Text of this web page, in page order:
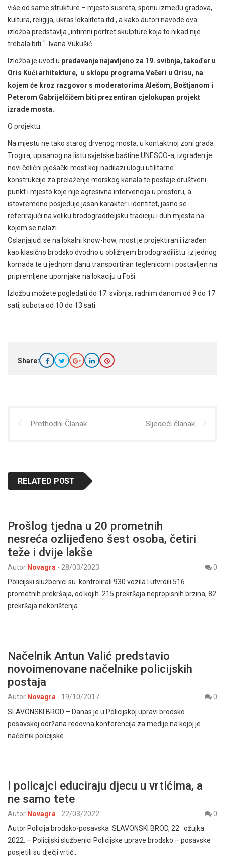
više od same strukture – mjesto susreta, sponu između gradova,
kultura, religija, ukras lokaliteta itd., a kako autori navode ova
izložba predstavlja „intimni portret skulpture koja to nikad nije
trebala biti.“ -Ivana Vukušić
Izložba je uvod u predavanje najavljeno za 19. svibnja, također u
Oris Kući arhitekture, u sklopu programa Večeri u Orisu, na
kojem će kroz razgovor s moderatorima Alešom, Boštjanom i
Peterom Gabrijelčičem biti prezentiran cjelokupan projekt
izrade mosta.
O projektu:
Na mjestu ne tako starog drvenog mosta, u kontaktnoj zoni grada
Trogira, upisanog na listu svjetske baštine UNESCO-a, izgrađen je
novi čelični pješački most koji nadilazi ulogu utilitarne
konstrukcije za prelaženje morskog kanala te postaje društveni
punkt i mjesto koje nije agresivna intervencija u prostoru, a
istovremeno posjeduje jasan karakter i identitet, jasno se
referirajući na veliku brodograditeljsku tradiciju i duh mjesta na
kojem se nalazi.
Oslanjajući se na lokalni know-how, most je projektiran i izrađen
kao klasično brodsko dvodno u obližnjem brodogradilištu iz jednog
komada te u jednom danu transportiran teglenicom i postavljen na
pripremljene upornjake na lokaciju u Foši.
Izložbu možete pogledati do 17. svibnja, radnim danom od 9 do 17
sati, subota od 10 do 13 sati.
Share:
Prethodni Članak Sljedeći članak
RELATED POST
Prošlog tjedna u 20 prometnih
nesreća ozlijeđeno šest osoba, četiri
teže i dvije lakše
Autor Novagra - 28/03/2023
0
Policijski službenici su kontrolirali 930 vozila I utvrdili 516
prometnih prekršaja, od kojih 215 prekršaja nepropisnih brzina, 82
prekršaja nekorištenja…
Načelnik Antun Valić predstavio
novoimenovane načelnike policijskih
postaja
Autor Novagra - 19/10/2017
0
SLAVONSKI BROD – Danas je u Policijskoj upravi brodsko
posavskoj održana redovna konferencija za medije na kojoj je
načelnik policijske…
I policajci educiraju djecu u vrtićima, a
ne samo tete
Autor Novagra - 22/03/2022
0
Autor Policija brodsko-posavska SLAVONSKI BROD, 22. ožujka
2022. – Policijski službenici Policijske uprave brodsko – posavske
posjetili su dječji vrtić…